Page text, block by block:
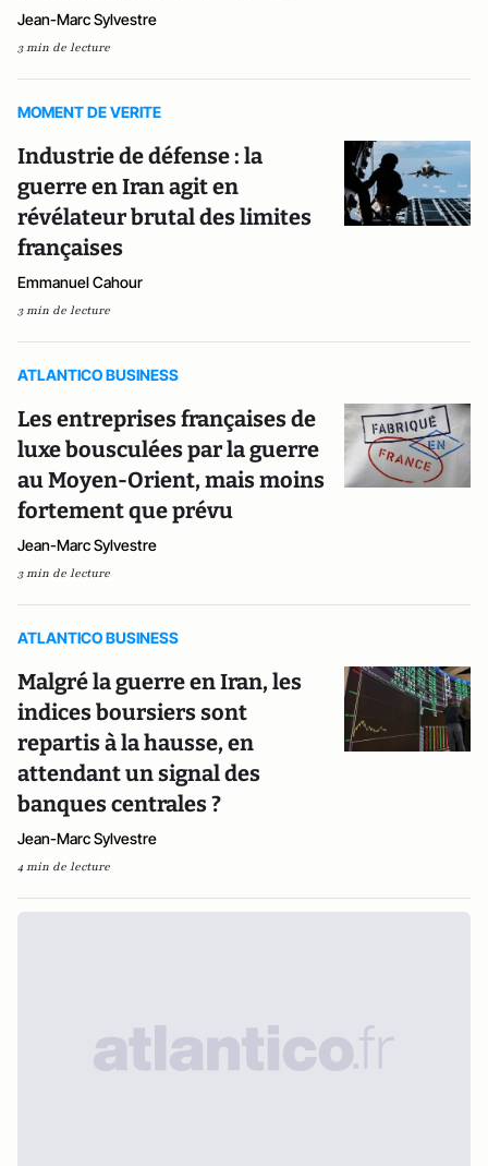
Jean-Marc Sylvestre
3 min de lecture
MOMENT DE VERITE
Industrie de défense : la
guerre en Iran agit en
révélateur brutal des limites
françaises
Emmanuel Cahour
3 min de lecture
ATLANTICO BUSINESS
Les entreprises françaises de
luxe bousculées par la guerre
au Moyen-Orient, mais moins
fortement que prévu
Jean-Marc Sylvestre
3 min de lecture
ATLANTICO BUSINESS
Malgré la guerre en Iran, les
indices boursiers sont
repartis à la hausse, en
attendant un signal des
banques centrales ?
Jean-Marc Sylvestre
4 min de lecture